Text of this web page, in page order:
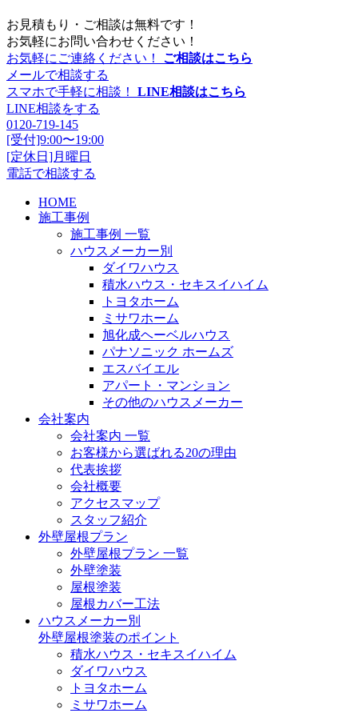
お見積もり・ご相談は無料です！
お気軽にお問い合わせください！
お気軽にご連絡ください！ ご相談はこちら
メールで相談する
スマホで手軽に相談！ LINE相談はこちら
LINE相談をする
0120-719-145
[受付]9:00〜19:00
[定休日]月曜日
電話で相談する
HOME
施工事例
施工事例 一覧
ハウスメーカー別
ダイワハウス
積水ハウス・セキスイハイム
トヨタホーム
ミサワホーム
旭化成ヘーベルハウス
パナソニック ホームズ
エスバイエル
アパート・マンション
その他のハウスメーカー
会社案内
会社案内 一覧
お客様から選ばれる20の理由
代表挨拶
会社概要
アクセスマップ
スタッフ紹介
外壁屋根プラン
外壁屋根プラン 一覧
外壁塗装
屋根塗装
屋根カバー工法
ハウスメーカー別
外壁屋根塗装のポイント
積水ハウス・セキスイハイム
ダイワハウス
トヨタホーム
ミサワホーム